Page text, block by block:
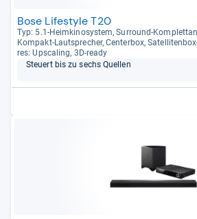
Bose Lifestyle T20
Typ: 5.1-​Heim­ki­no­sys­tem, Sur­round-​
Kom­pakt-​Laut­spre­cher, Cen­ter­box,
res: Ups­ca­ling, 3D-​ready
Steu­ert bis zu sechs Quel­len